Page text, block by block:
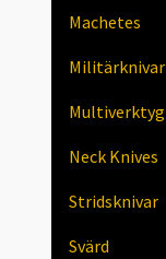
Machetes
Militärknivar
Multiverktyg
Neck Knives
Stridsknivar
Svärd